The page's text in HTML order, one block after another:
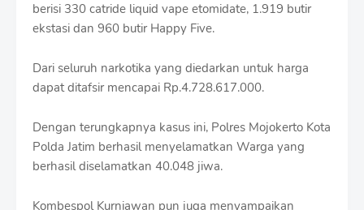
berisi 330 catride liquid vape etomidate, 1.919 butir
ekstasi dan 960 butir Happy Five.
Dari seluruh narkotika yang diedarkan untuk harga
dapat ditafsir mencapai Rp.4.728.617.000.
Dengan terungkapnya kasus ini, Polres Mojokerto Kota
Polda Jatim berhasil menyelamatkan Warga yang
berhasil diselamatkan 40.048 jiwa.
Kombespol Kurniawan pun juga menyampaikan